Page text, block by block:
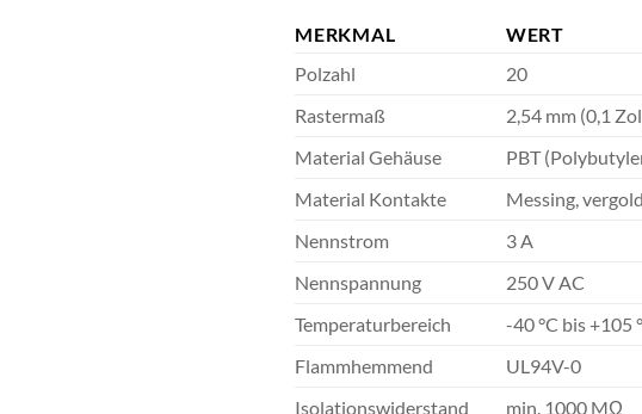
MERKMAL
WERT
Polzahl
20
Rastermaß
2,54 mm (0,1
Material Gehäuse
PBT
Material Kontakte
Messing,
Nennstrom
3 A
Nennspannung
250 V AC
Temperaturbereich
-40 °C bis +105
Flammhemmend
UL94V-0
Isolationswiderstand
min. 1000 MΩ